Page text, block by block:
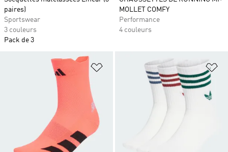
paires)
Sportswear
3 couleurs
Pack de 3
MOLLET COMFY
Performance
4 couleurs
Ajouter à la Liste de produits